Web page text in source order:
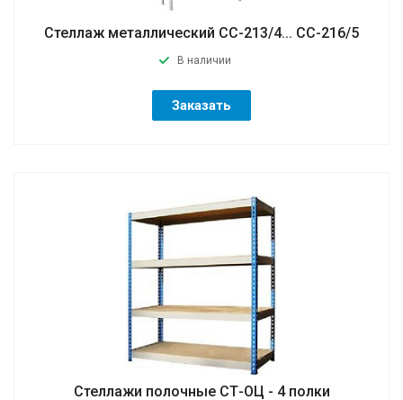
Стеллаж металлический СС-213/4... СС-216/5
В наличии
Заказать
Стеллажи полочные СТ-ОЦ - 4 полки